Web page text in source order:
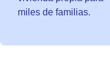
miles de familias.